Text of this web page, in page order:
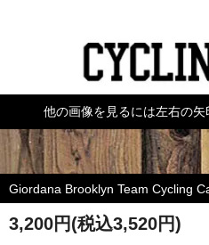
他の画像を見るには左右の矢
Giordana Brooklyn Team Cycling
3,200円(税込3,520円)